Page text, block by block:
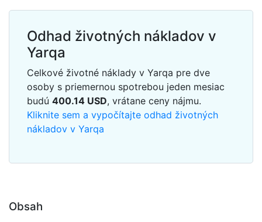
Obsah
Odhad životných nákladov v
Yarqa
Celkové životné náklady v Yarqa pre dve
osoby s priemernou spotrebou jeden mesiac
budú 400.14 USD, vrátane ceny nájmu.
Kliknite sem a vypočítajte odhad životných
nákladov v Yarqa